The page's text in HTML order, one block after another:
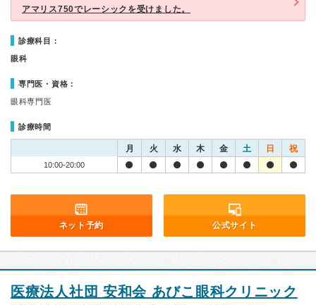
アマリス750でレーシックを受けました。
診療科目：
眼科
専門医・資格：
眼科専門医
診療時間
月 火 水 木 金 土 日 祝
10:00-20:00
ネット予約 公式サイト
医療法人社団 安和会 あびこ眼科クリニック